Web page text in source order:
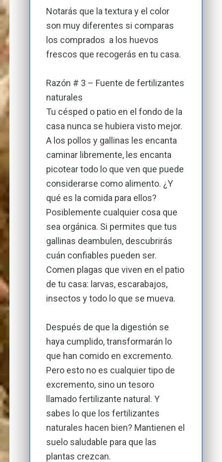
Notarás que la textura y el color
son muy diferentes si comparas
los comprados a los huevos
frescos que recogerás en tu casa.
Razón # 3 – Fuente de fertilizantes
naturales
Tu césped o patio en el fondo de la
casa nunca se hubiera visto mejor.
A los pollos y gallinas les encanta
caminar libremente, les encanta
picotear todo lo que ven que puede
considerarse como alimento. ¿Y
qué es la comida para ellos?
Posiblemente cualquier cosa que
sea orgánica. Si permites que tus
gallinas deambulen, descubrirás
cuán confiables pueden ser.
Comen plagas que viven en el patio
de tu casa: larvas, escarabajos,
insectos y todo lo que se mueva.
Después de que la digestión se
haya cumplido, transformarán lo
que han comido en excremento.
Pero esto no es cualquier tipo de
excremento, sino un tesoro
llamado fertilizante natural. Y
sabes lo que los fertilizantes
naturales hacen bien? Mantienen el
suelo saludable para que las
plantas crezcan.